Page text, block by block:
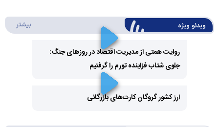
ویدئو ویژه بیشتر
Play
Video
روایت همتی از مدیریت اقتصاد در روزهای جنگ:
جلوی شتاب فزاینده تورم را گرفتیم
ارز کشور گروگان کارت‌های بازرگانی